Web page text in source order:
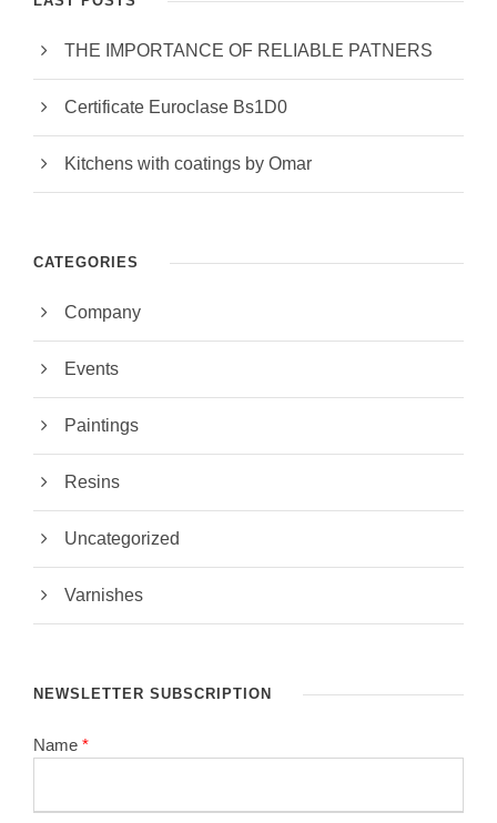
THE IMPORTANCE OF RELIABLE PATNERS
Certificate Euroclase Bs1D0
Kitchens with coatings by Omar
CATEGORIES
Company
Events
Paintings
Resins
Uncategorized
Varnishes
NEWSLETTER SUBSCRIPTION
Name *